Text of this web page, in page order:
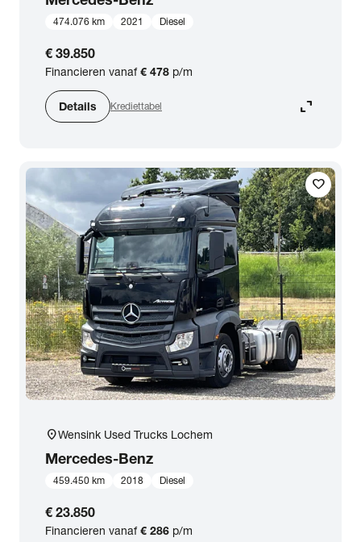
474.076 km 2021 Diesel
€ 39.850
Financieren vanaf€ 478 p/m
Details Krediettabel expand_content
favorite
location_onWensink Used Trucks Lochem
Mercedes-Benz
459.450 km 2018 Diesel
€ 23.850
Financieren vanaf€ 286 p/m